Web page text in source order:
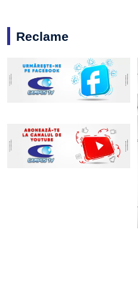
Reclame